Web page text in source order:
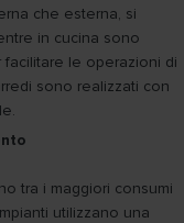
che esterna, si
in cucina sono
le operazioni di
sono realizzati con
tra i maggiori consumi
utilizzano una